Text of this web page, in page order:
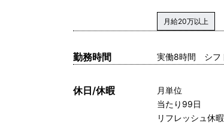
月給20万以上
勤務時間 実働8時間 シフ
休日/休暇
月単位
当たり99日
リフレッシュ休暇